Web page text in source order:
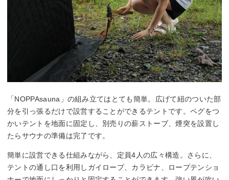
「NOPPAsauna」の組み立てはとても簡単。広げて紐のついた部
分を引っ張るだけで設営することができるテントです。ペグをつ
かいテントを地面に固定し、別売りの薪ストーブ、煙突を設置し
たらサウナの準備は完了です。
簡単に設営できる仕組みながら、定員4人の広々構造。さらに、
テントの通し口を利用しガイロープ、カラビナ、ロープテンショ